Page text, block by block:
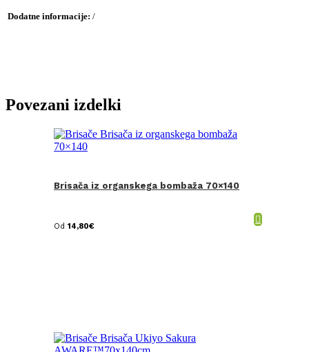
Dodatne informacije: /
Povezani izdelki
Brisača iz organskega bombaža 70×140
Od 14,80€